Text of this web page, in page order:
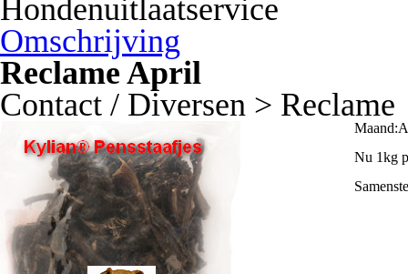
Hondenuitlaatservice
Omschrijving
Reclame April
Contact / Diversen > Reclame
Nu 1kg